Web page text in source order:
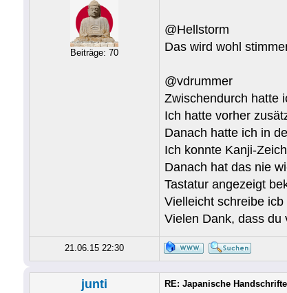
Beiträge: 70
@Hellstorm
Das wird wohl
@vdrummer
Zwischendurch hatte
Ich hatte vorher
Danach hatte ich in
Ich konnte Kanji-
Danach hat das nie
Tastatur angezeigt
Vielleicht schreibe
Vielen Dank, dass du
21.06.15 22:30
junti RE: Japanische